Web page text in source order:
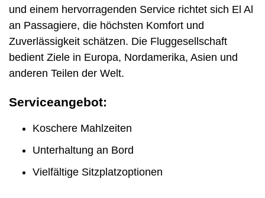
und einem hervorragenden Service richtet sich El Al
an Passagiere, die höchsten Komfort und
Zuverlässigkeit schätzen. Die Fluggesellschaft
bedient Ziele in Europa, Nordamerika, Asien und
anderen Teilen der Welt.
Serviceangebot:
Koschere Mahlzeiten
Unterhaltung an Bord
Vielfältige Sitzplatzoptionen